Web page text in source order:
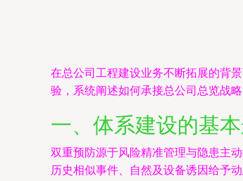
在总公司工程建设业务不断拓展的背
验，系统阐述如何承接总公司总览战
一、体系建设的基
双重预防源于风险精准管理与隐患主
历史相似事件、自然及设备诱因给予